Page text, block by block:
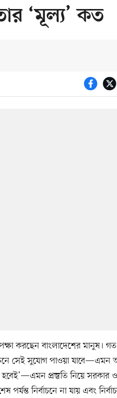
‘মূল্য’ কত
করছেন বাংলাদেশের মানুষ।
সেই সুযোগ পাওয়া যাবে—এমন
প্রস্তুতি নিয়ে সরকার ও
নির্বাচনে না যায় এবং